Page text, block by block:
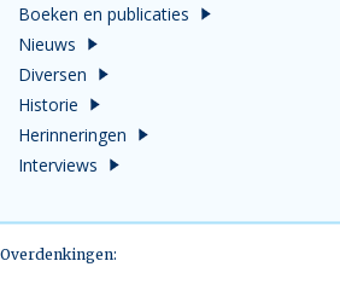
Boeken en publicaties
Nieuws
Diversen
Historie
Herinneringen
Interviews
Overdenkingen: